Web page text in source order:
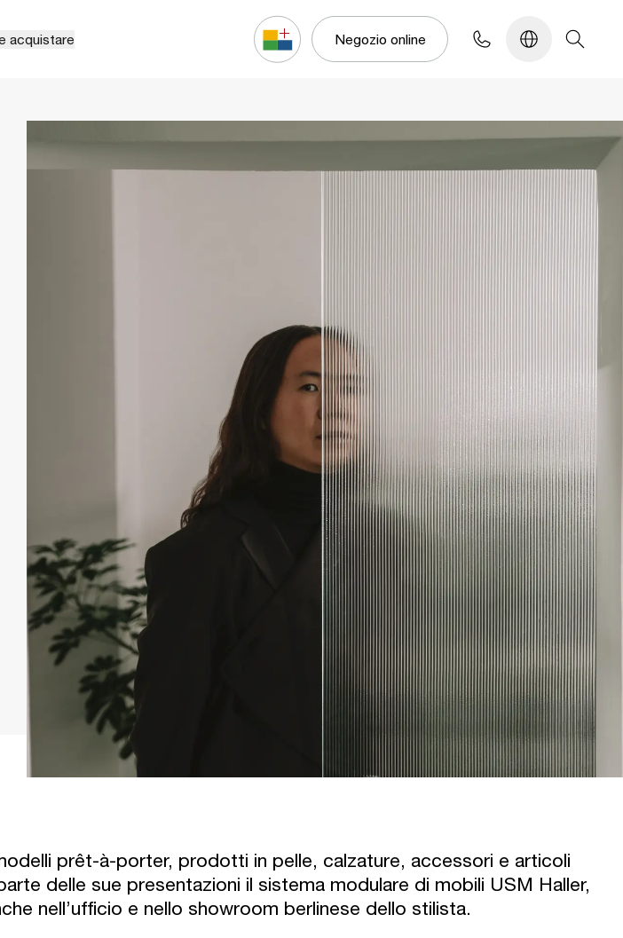
acquistare ConfiguratoreNegozio online
prêt-à-porter, prodotti in pelle, calzature, accessori e articoli
delle sue presentazioni il sistema modulare di mobili USM Haller,
nell’ufficio e nello showroom berlinese dello stilista.